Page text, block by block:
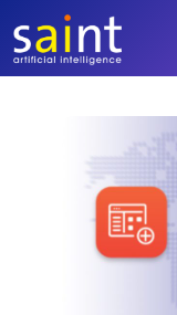
contenido